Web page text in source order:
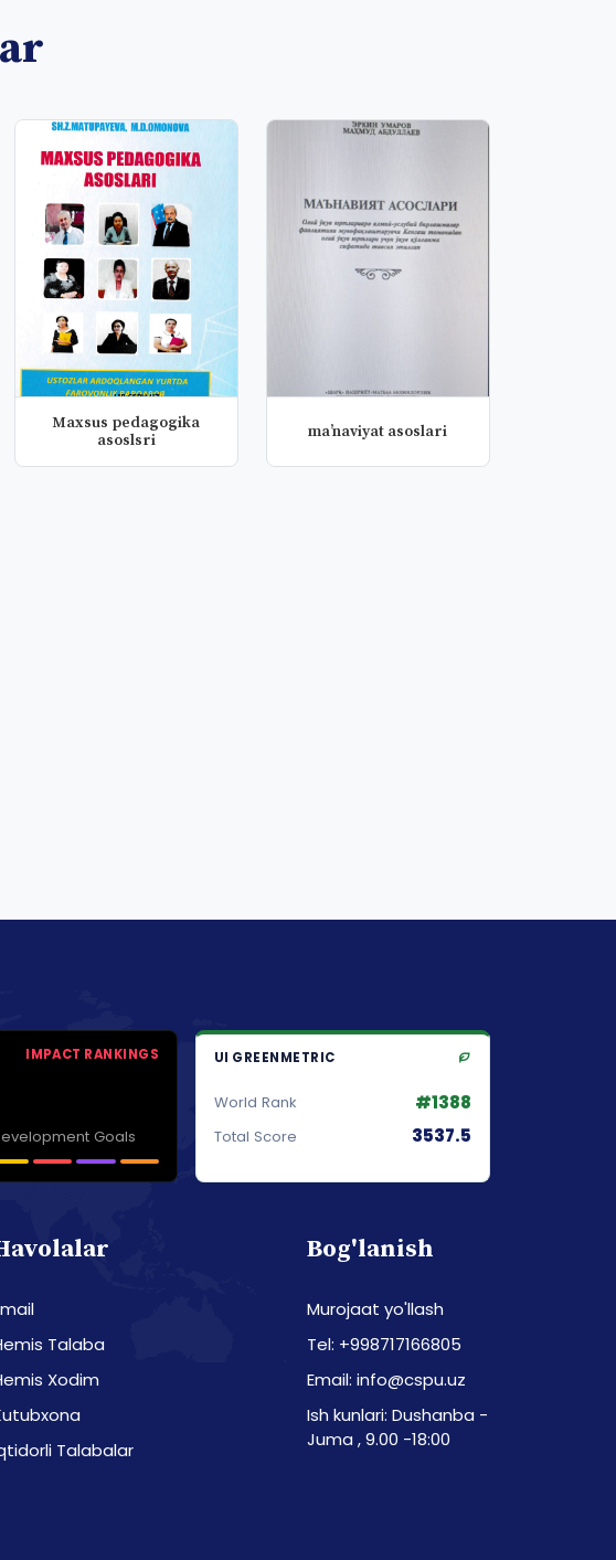
Maxsus pedagogika
asoslsri
ma’naviyat asoslari
IMPACT RANKINGS
Goals
UI GREENMETRIC
World Rank #1388
Total Score 3537.5
Talaba
Xodim
Talabalar
Bog'lanish
Murojaat yo'llash
Tel: +998717166805
Email: info@cspu.uz
Ish kunlari: Dushanba -
Juma , 9.00 -18:00